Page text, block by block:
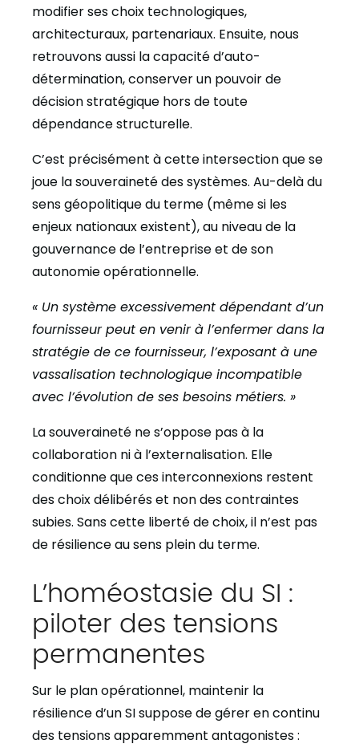
modifier ses choix technologiques,
architecturaux, partenariaux. Ensuite, nous
retrouvons aussi la capacité d’auto-
détermination, conserver un pouvoir de
décision stratégique hors de toute
dépendance structurelle.
C’est précisément à cette intersection que se
joue la souveraineté des systèmes. Au-delà du
sens géopolitique du terme (même si les
enjeux nationaux existent), au niveau de la
gouvernance de l’entreprise et de son
autonomie opérationnelle.
« Un système excessivement dépendant d’un
fournisseur peut en venir à l’enfermer dans la
stratégie de ce fournisseur, l’exposant à une
vassalisation technologique incompatible
avec l’évolution de ses besoins métiers. »
La souveraineté ne s’oppose pas à la
collaboration ni à l’externalisation. Elle
conditionne que ces interconnexions restent
des choix délibérés et non des contraintes
subies. Sans cette liberté de choix, il n’est pas
de résilience au sens plein du terme.
L’homéostasie du SI :
piloter des tensions
permanentes
Sur le plan opérationnel, maintenir la
résilience d’un SI suppose de gérer en continu
des tensions apparemment antagonistes :